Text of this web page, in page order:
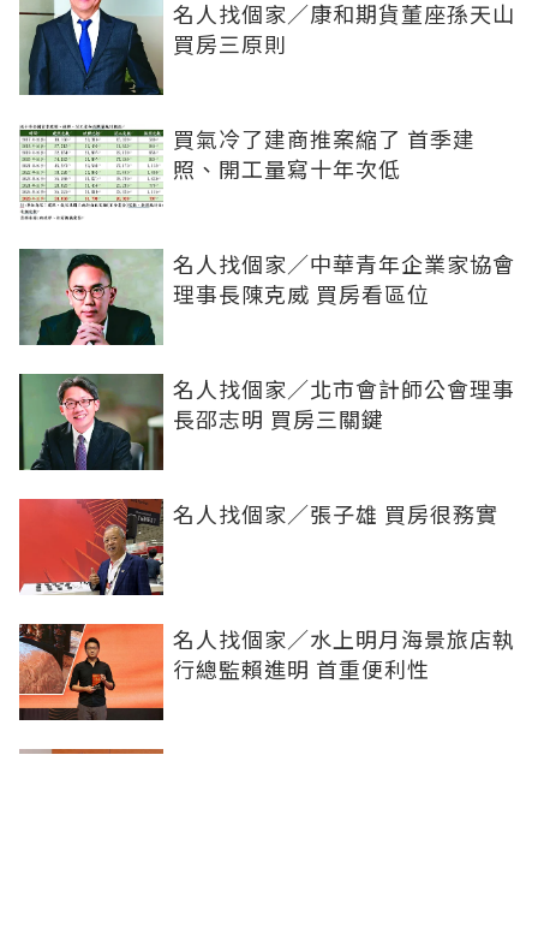
名人找個家／康和期貨董座孫天山
買房三原則
買氣冷了建商推案縮了 首季建
照、開工量寫十年次低
名人找個家／中華青年企業家協會
理事長陳克威 買房看區位
名人找個家／北市會計師公會理事
長邵志明 買房三關鍵
名人找個家／張子雄 買房很務實
名人找個家／水上明月海景旅店執
行總監賴進明 首重便利性